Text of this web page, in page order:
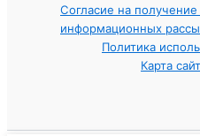
Согласие на
информационных
Политика
Карта